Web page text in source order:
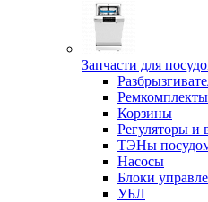
Запчасти для
Ремкомплекты
Корзины
Регуляторы и
ТЭНы
Насосы
Блоки
УБЛ